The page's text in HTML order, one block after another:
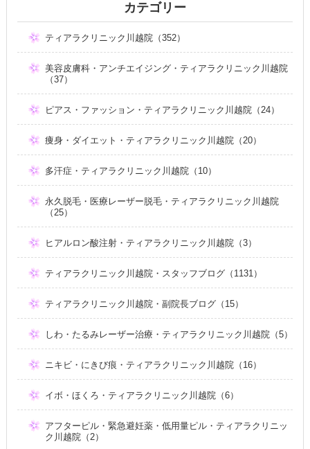
カテゴリー
ティアラクリニック川越院（352）
美容皮膚科・アンチエイジング・ティアラクリニック川越院
（37）
ピアス・ファッション・ティアラクリニック川越院（24）
痩身・ダイエット・ティアラクリニック川越院（20）
多汗症・ティアラクリニック川越院（10）
永久脱毛・医療レーザー脱毛・ティアラクリニック川越院
（25）
ヒアルロン酸注射・ティアラクリニック川越院（3）
ティアラクリニック川越院・スタッフブログ（1131）
ティアラクリニック川越院・副院長ブログ（15）
しわ・たるみレーザー治療・ティアラクリニック川越院（5）
ニキビ・にきび痕・ティアラクリニック川越院（16）
イボ・ほくろ・ティアラクリニック川越院（6）
アフターピル・緊急避妊薬・低用量ピル・ティアラクリニッ
ク川越院（2）